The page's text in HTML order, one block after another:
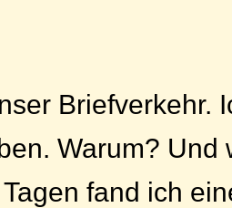
Briefverkehr.
Warum? Und
fand ich